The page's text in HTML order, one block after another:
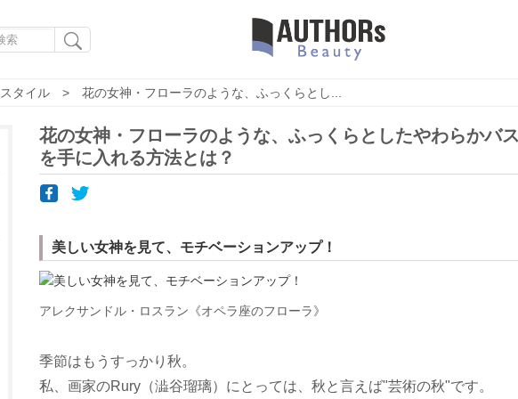
スタイル 花の女神・フローラのような、ふっくらとし...
花の女神・フローラのような、ふっくらとしたやわらかバ
を手に入れる方法とは？
美しい女神を見て、モチベーションアップ！
アレクサンドル・ロスラン《オペラ座のフローラ》
季節はもうすっかり秋。
私、画家のRury（澁谷瑠璃）にとっては、秋と言えば"芸術の秋"です。